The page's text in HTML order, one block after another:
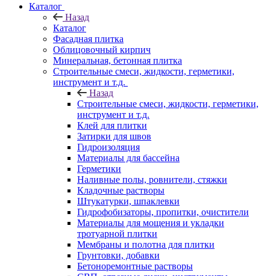
Каталог
Назад
Каталог
Фасадная плитка
Облицовочный кирпич
Минеральная, бетонная плитка
Строительные смеси, жидкости, герметики,
инструмент и т.д.
Назад
Строительные смеси, жидкости, герметики,
инструмент и т.д.
Клей для плитки
Затирки для швов
Гидроизоляция
Материалы для бассейна
Герметики
Наливные полы, ровнители, стяжки
Кладочные растворы
Штукатурки, шпаклевки
Гидрофобизаторы, пропитки, очистители
Материалы для мощения и укладки
тротуарной плитки
Мембраны и полотна для плитки
Грунтовки, добавки
Бетоноремонтные растворы